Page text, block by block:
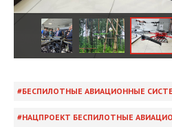
БЕСПИЛОТНЫЕ АВИАЦИОННЫЕ
НАЦПРОЕКТ БЕСПИЛОТНЫЕ